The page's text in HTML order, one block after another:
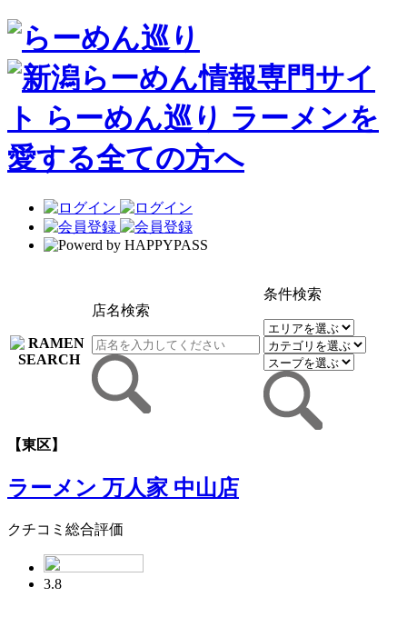
店名検索
条件検索
【東区】
ラーメン 万人家 中山店
クチコミ総合評価
3.8